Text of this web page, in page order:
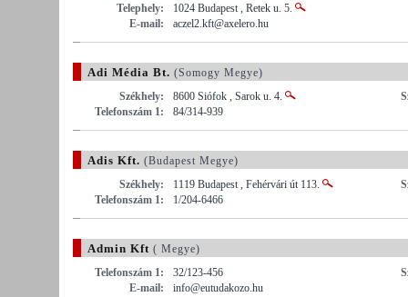
Telephely:
1024 Budapest , Retek u. 5.
E-mail:
aczel2.kft@axelero.hu
Adi Média Bt. (Somogy Megye)
Székhely:
8600 Siófok , Sarok u. 4.
Telefonszám 1:
84/314-939
Adis Kft. (Budapest Megye)
Székhely:
1119 Budapest , Fehérvári út 113.
Telefonszám 1:
1/204-6466
Admin Kft ( Megye)
Telefonszám 1:
32/123-456
E-mail:
info@eutudakozo.hu